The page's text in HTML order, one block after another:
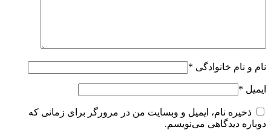
نام و نام خانوادگی *
ایمیل *
ذخیره نام، ایمیل و وبسایت من در مرورگر برای زمانی که
دوباره دیدگاهی می‌نویسم.